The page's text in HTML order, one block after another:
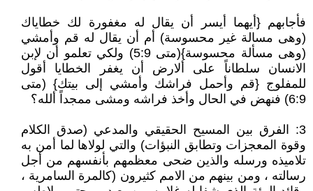
فأجابهم {أيهما أيسر أن يقال له مغفورة لك خطاياك
(وهى مسالة غير محسوسة) أم أن يقال له قم وأمشي
(وهى مسألة محسوسة}(متى 5:9) ولكي تعلمو أن لإبن
الانسان سلطاناً على ألارض أن يغفر الخطايا أقول
للمفلوج {قم وأحمل فراشك وأمشي إلى بيتك} (متى
6:9) فنهض في الحال وأخذ فراشه ومشى ممجداً ألله؟
3: الفرق بين المسيح الحقيقي والمدعي (صدق الكلام
وقوة المعجزات وتطابق النبؤات) والتي لولاها لما أمن به
تلاميذه ورسله والذين ضحى معظمهم بأنفسهم من أجل
رسالته ، ومن بينهم من الامم كثيرون (كالمرة السامرية ،